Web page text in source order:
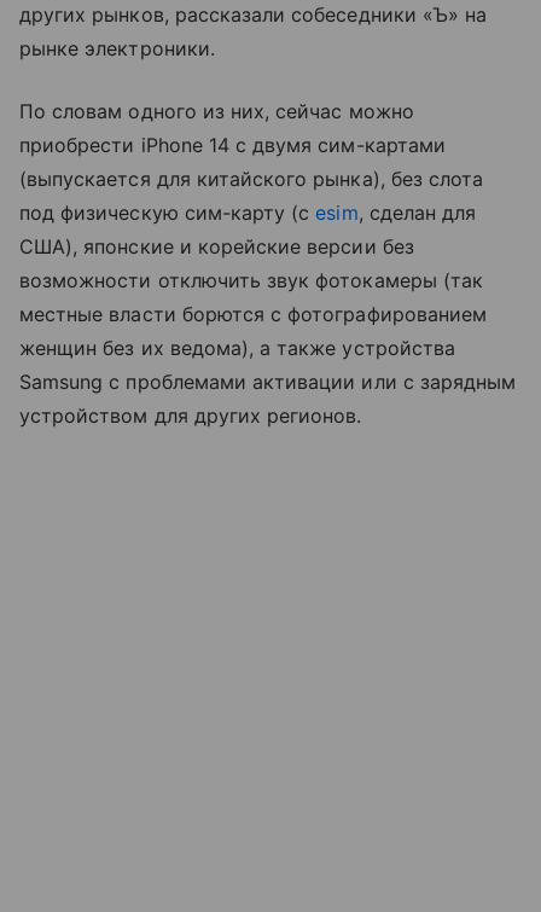
других рынков, рассказали собеседники «Ъ» на
рынке электроники.
По словам одного из них, сейчас можно
приобрести iPhone 14 с двумя сим-картами
(выпускается для китайского рынка), без слота
под физическую сим-карту (с esim, сделан для
США), японские и корейские версии без
возможности отключить звук фотокамеры (так
местные власти борются с фотографированием
женщин без их ведома), а также устройства
Samsung с проблемами активации или с зарядным
устройством для других регионов.